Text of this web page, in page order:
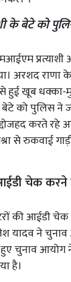
के बेटे को
अरशद
हुई खूब
को पुलिस ने
करते रहे
से रुकवाई
चेक करने
की आईडी चेक
यादव ने
चुनाव आयोग
है।